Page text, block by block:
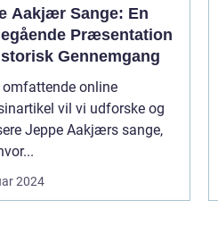
Aakjær Sange: En
Præsentation
Gennemgang
omfattende online
vil vi udforske og
Jeppe Aakjærs sange,
2024